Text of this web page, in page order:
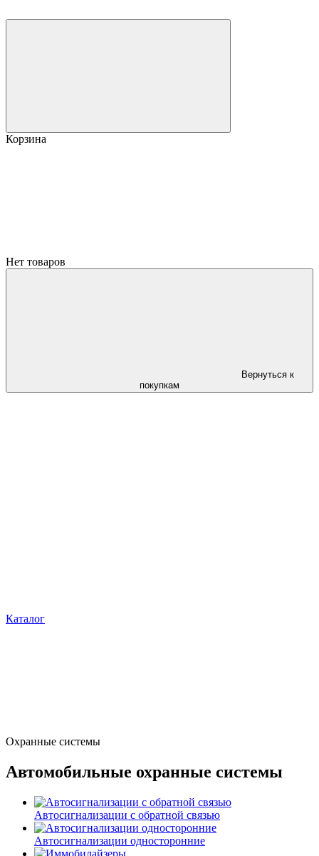
Корзина
Нет товаров
Вернуться к
покупкам
Каталог
Охранные системы
Автомобильные охранные системы
Автосигнализации с обратной связью
Автосигнализации односторонние